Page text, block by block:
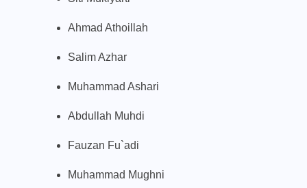
Ahmad Athoillah
Salim Azhar
Muhammad Ashari
Abdullah Muhdi
Fauzan Fu`adi
Muhammad Mughni